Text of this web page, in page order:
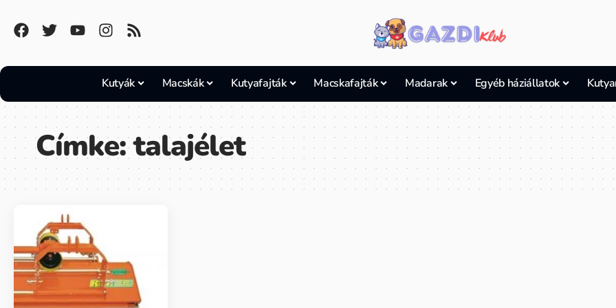
Kutyák Macskák Kutyafajták Macskafajták Madarak Egyéb háziállatok
Címke:talajélet